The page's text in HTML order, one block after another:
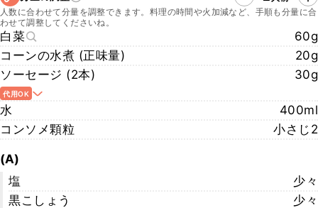
人数に合わせて分量を調整できます。料理の時間や火加減など、手順も分量に合
わせて調整してくださいね。
白菜
60g
コーンの水煮 (正味量)
20g
ソーセージ (2本)
30g
代用OK
水
400ml
コンソメ顆粒
小さじ2
(A)
塩
少々
黒こしょう
少々